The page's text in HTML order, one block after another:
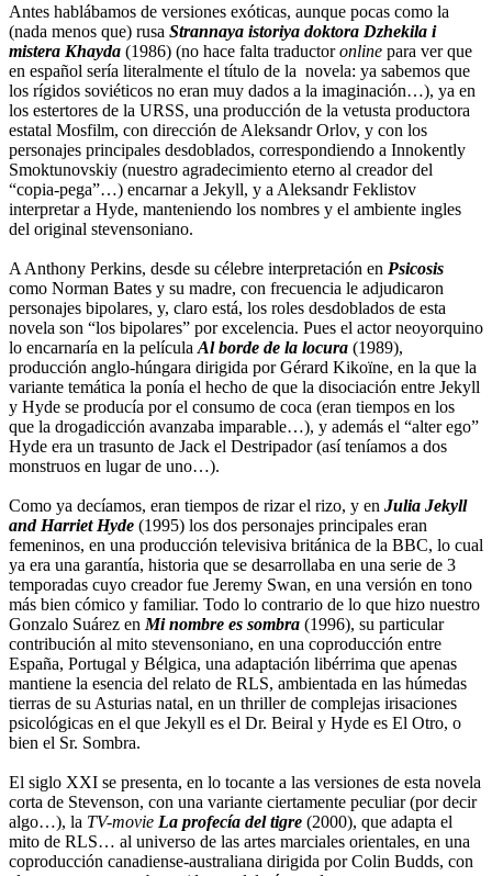
Antes hablábamos de versiones exóticas, aunque pocas como la
(nada menos que) rusa Strannaya istoriya doktora Dzhekila i
mistera Khayda (1986) (no hace falta traductoronline para ver que
en español sería literalmente el título de la novela: ya sabemos que
los rígidos soviéticos no eran muy dados a la imaginación…), ya en
los estertores de la URSS, una producción de la vetusta productora
estatal Mosfilm, con dirección de Aleksandr Orlov, y con los
personajes principales desdoblados, correspondiendo a Innokently
Smoktunovskiy (nuestro agradecimiento eterno al creador del
“copia-pega”…) encarnar a Jekyll, y a Aleksandr Feklistov
interpretar a Hyde, manteniendo los nombres y el ambiente ingles
del original stevensoniano.
A Anthony Perkins, desde su célebre interpretación en Psicosis
como Norman Bates y su madre, con frecuencia le adjudicaron
personajes bipolares, y, claro está, los roles desdoblados de esta
novela son “los bipolares” por excelencia. Pues el actor neoyorquino
lo encarnaría en la película Al borde de la locura (1989),
producción anglo-húngara dirigida por Gérard Kikoïne, en la que la
variante temática la ponía el hecho de que la disociación entre Jekyll
y Hyde se producía por el consumo de coca (eran tiempos en los
que la drogadicción avanzaba imparable…), y además el “alter ego”
Hyde era un trasunto de Jack el Destripador (así teníamos a dos
monstruos en lugar de uno…).
Como ya decíamos, eran tiempos de rizar el rizo, y en Julia Jekyll
and Harriet Hyde (1995) los dos personajes principales eran
femeninos, en una producción televisiva británica de la BBC, lo cual
ya era una garantía, historia que se desarrollaba en una serie de 3
temporadas cuyo creador fue Jeremy Swan, en una versión en tono
más bien cómico y familiar. Todo lo contrario de lo que hizo nuestro
Gonzalo Suárez en Mi nombre es sombra (1996), su particular
contribución al mito stevensoniano, en una coproducción entre
España, Portugal y Bélgica, una adaptación libérrima que apenas
mantiene la esencia del relato de RLS, ambientada en las húmedas
tierras de su Asturias natal, en un thriller de complejas irisaciones
psicológicas en el que Jekyll es el Dr. Beiral y Hyde es El Otro, o
bien el Sr. Sombra.
El siglo XXI se presenta, en lo tocante a las versiones de esta novela
corta de Stevenson, con una variante ciertamente peculiar (por decir
algo…), la TV-movie La profecía del tigre (2000), que adapta el
mito de RLS… al universo de las artes marciales orientales, en una
coproducción canadiense-australiana dirigida por Colin Budds, con